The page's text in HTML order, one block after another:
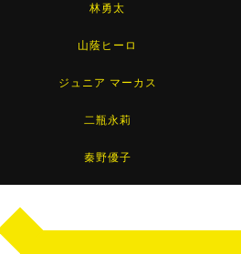
林勇太
山蔭ヒーロ
ジュニア マーカス
二瓶永莉
秦野優子